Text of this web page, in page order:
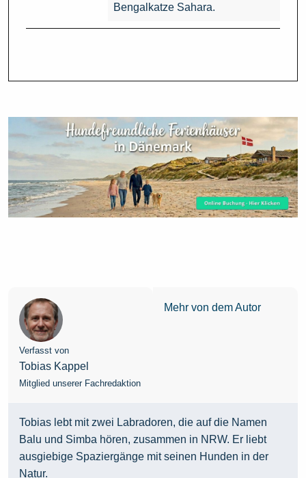
Bengalkatze Sahara.
Verfasst von
Tobias Kappel
Mitglied unserer Fachredaktion
Mehr von dem Autor
Tobias lebt mit zwei Labradoren, die auf die Namen
Balu und Simba hören, zusammen in NRW. Er liebt
ausgiebige Spaziergänge mit seinen Hunden in der
Natur.